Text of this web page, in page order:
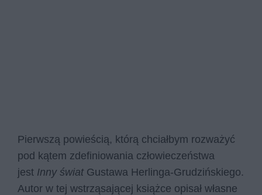
Pierwszą powieścią, którą chciałbym rozważyć
pod kątem zdefiniowania człowieczeństwa
jest Inny świat Gustawa Herlinga-Grudzińskiego.
Autor w tej wstrząsającej książce opisał własne